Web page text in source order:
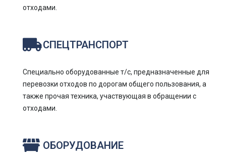
отходами.
СПЕЦТРАНСПОРТ
Специально оборудованные т/с, предназначенные для
перевозки отходов по дорогам общего пользования, а
также прочая техника, участвующая в обращении с
отходами.
ОБОРУДОВАНИЕ